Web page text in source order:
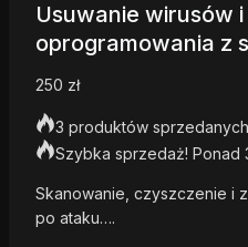
Usuwanie wirusów i
oprogramowania z
250 zł
3 produktów
Szybka sprzedaż! Ponad
Skanowanie, czyszczenie i
po ataku….